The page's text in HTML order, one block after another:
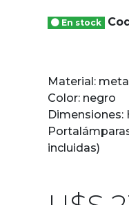
En stock
Material: metal
Color: negro
incluidas)